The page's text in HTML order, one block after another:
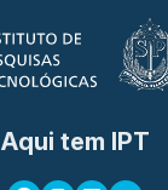
Aqui tem IPT